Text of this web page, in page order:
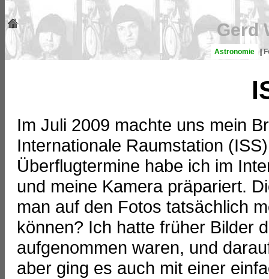
Gerd
Astronomie |
Im Juli 2009 machte uns mein
Internationale Raumstation
Überflugtermine habe ich im
und meine Kamera präpariert.
man auf den Fotos tatsächlich
können? Ich hatte früher Bilder
aufgenommen waren, und
aber ging es auch mit einer